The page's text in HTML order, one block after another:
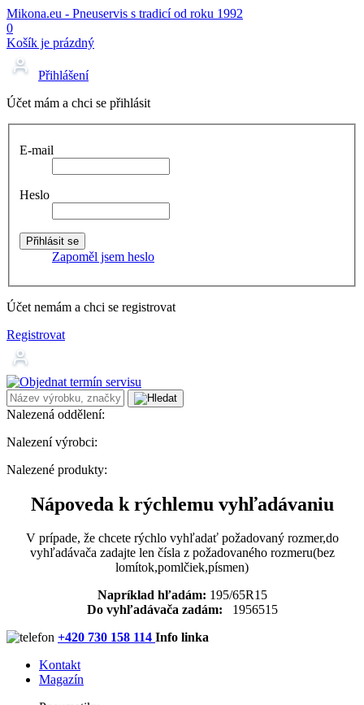
Mikona.eu - Pneuservis s tradicí od roku 1992
0
Košík je prázdný
Přihlášení
Účet mám a chci se přihlásit
E-mail
Heslo
Zapoměl jsem heslo
Účet nemám a chci se registrovat
Registrovat
Nalezená oddělení:
Nalezení výrobci:
Nalezené produkty:
Nápoveda k rýchlemu vyhľadávaniu
V prípade, že chcete rýchlo vyhľadať požadovaný rozmer,do
vyhľadávača zadajte len čísla z požadovaného rozmeru(bez
lomítok,pomlčiek,písmen)
Napríklad hľadám: 195/65R15
Do vyhľadávača zadám: 1956515
+420 730 158 114 Info linka
Kontakt
Magazín